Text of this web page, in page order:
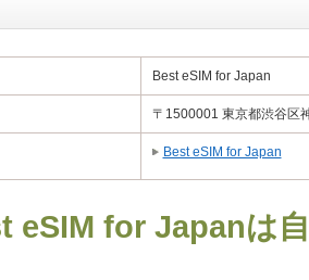
Best eSIM for Japan
〒1500001 東京都渋谷区
Best eSIM for Japan
eSIM for Japanは